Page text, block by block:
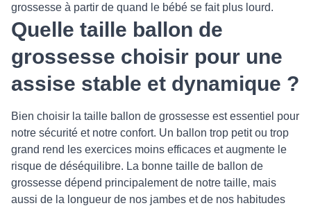
grossesse à partir de quand le bébé se fait plus lourd.
Quelle taille ballon de
grossesse choisir pour une
assise stable et dynamique ?
Bien choisir la taille ballon de grossesse est essentiel pour
notre sécurité et notre confort. Un ballon trop petit ou trop
grand rend les exercices moins efficaces et augmente le
risque de déséquilibre. La bonne taille de ballon de
grossesse dépend principalement de notre taille, mais
aussi de la longueur de nos jambes et de nos habitudes